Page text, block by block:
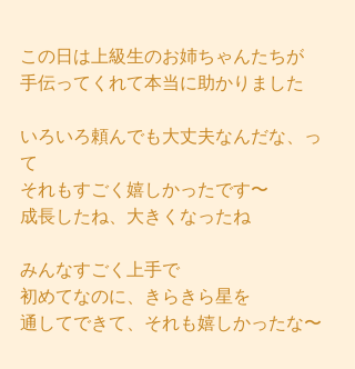
この日は上級生のお姉ちゃんたちが
手伝ってくれて本当に助かりました
いろいろ頼んでも大丈夫なんだな、っ
て
それもすごく嬉しかったです〜
成長したね、大きくなったね
みんなすごく上手で
初めてなのに、きらきら星を
通してできて、それも嬉しかったな〜